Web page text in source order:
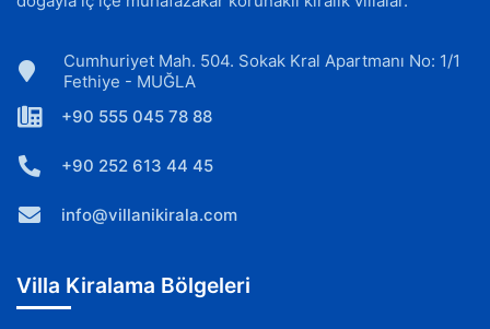
Cumhuriyet Mah. 504. Sokak Kral Apartmanı No: 1/1
Fethiye - MUĞLA
+90 555 045 78 88
+90 252 613 44 45
info@villanikirala.com
Villa Kiralama Bölgeleri